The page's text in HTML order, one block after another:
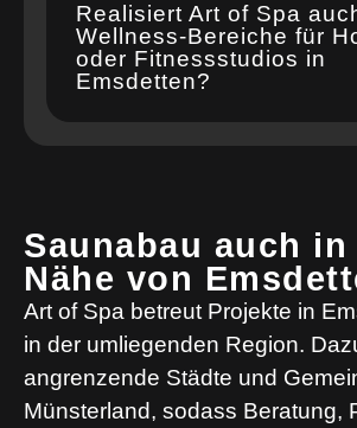
Realisiert Art of Spa
Wellness-Bereiche für
oder Fitnessstudios in
Emsdetten?
Saunabau auch in
Nähe von
Art of Spa betreut Projekte in
in der umliegenden Region.
angrenzende Städte und
Münsterland, sodass Beratung,